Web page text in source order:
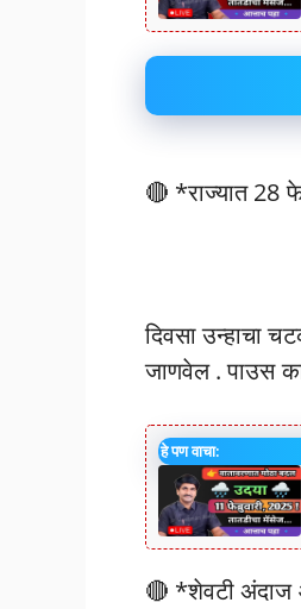
🔴 *राज्यात 28
दिवसा उन्हाचा
जाणवेल . पाउस
हे पण वाचा:
🔴 *शेवटी अंदाज